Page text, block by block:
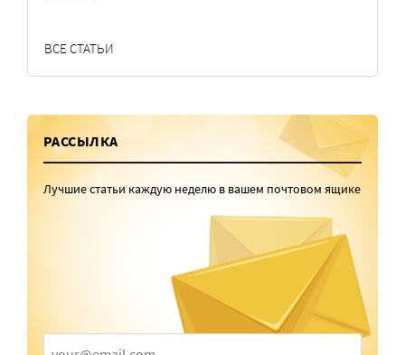
ВСЕ СТАТЬИ
РАССЫЛКА
Лучшие статьи каждую неделю в вашем почтовом ящике